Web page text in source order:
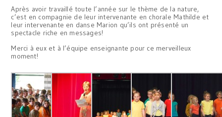
Après avoir travaillé toute l’année sur le thème de la nature,
c’est en compagnie de leur intervenante en chorale Mathilde et
leur intervenante en danse Marion qu’ils ont présenté un
spectacle riche en messages!
Merci à eux et à l’équipe enseignante pour ce merveilleux
moment!